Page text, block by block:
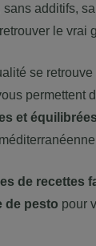
additifs,
le vrai
se
permettent
et équilibrées
de recettes
de pesto pour